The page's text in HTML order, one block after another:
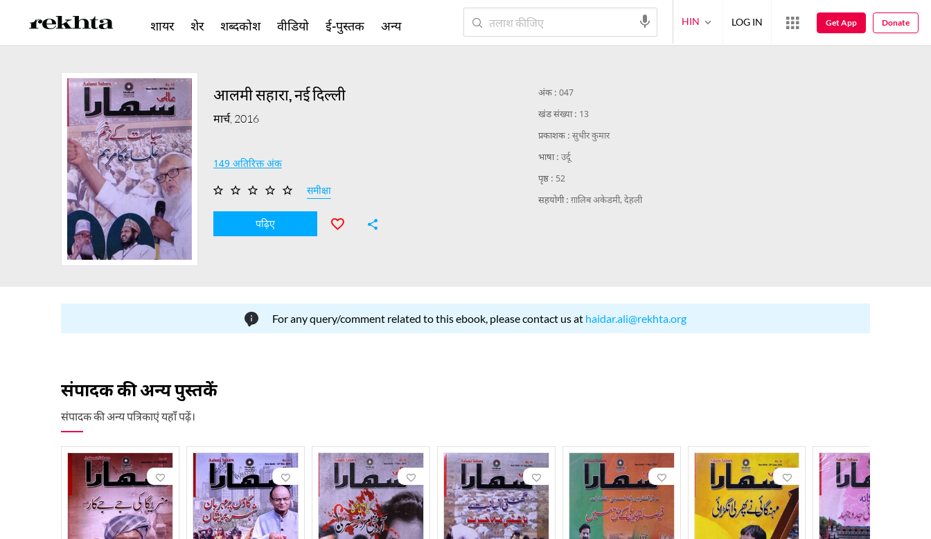
आलमी सहारा, नई दिल्ली
मार्च, 2016
149 अतिरिक्त अंक
समीक्षा
पढ़िए
अंक : 047
खंड संख्या : 13
प्रकाशक : सुधीर कुमार
भाषा : उर्दू
पृष्ठ : 52
सहयोगी : ग़ालिब अकेडमी, देहली
For any query/comment related to this ebook, please contact us at haidar.ali@rekhta.org
संपादक की अन्य पुस्तकें
संपादक की अन्य पत्रिकाएं यहाँ पढ़ें।
शायर शेर शब्दकोश वीडियो ई-पुस्तक अन्य HIN LOG IN Get App Donate